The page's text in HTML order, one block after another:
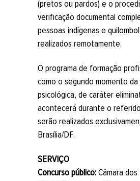
(pretos ou pardos) e o
verificação documental
pessoas indígenas e
realizados remotamente.
O programa de formação
como o segundo momento da
psicológica, de caráter
acontecerá durante o
serão realizados
Brasília/DF.
SERVIÇO
Concurso público: Câmara